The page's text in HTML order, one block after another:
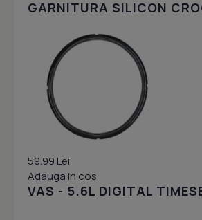
GARNITURA SILICON
59.99 Lei
Adauga in cos
VAS - 5.6L DIGITAL